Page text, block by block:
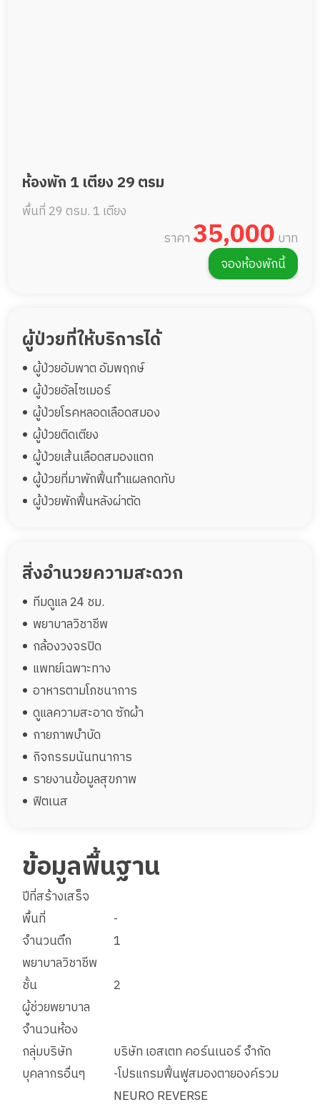
ห้องพัก 1 เตียง 29 ตรม
พื้นที่ 29 ตรม. 1 เตียง
ราคา 35,000 บาท
จองห้องพักนี้
ผู้ป่วยที่ให้บริการได้
ผู้ป่วยอัมพาต อัมพฤกษ์
ผู้ป่วยอัลไซเมอร์
ผู้ป่วยโรคหลอดเลือดสมอง
ผู้ป่วยติดเตียง
ผู้ป่วยเส้นเลือดสมองแตก
ผู้ป่วยที่มาพักฟื้นทำแผลกดทับ
ผู้ป่วยพักฟื้นหลังผ่าตัด
สิ่งอำนวยความสะดวก
ทีมดูแล 24 ชม.
พยาบาลวิชาชีพ
กล้องวงจรปิด
แพทย์เฉพาะทาง
อาหารตามโภชนาการ
ดูแลความสะอาด ซักผ้า
กายภาพบำบัด
กิจกรรมนันทนาการ
รายงานข้อมูลสุขภาพ
ฟิตเนส
ข้อมูลพื้นฐาน
ปีที่สร้างเสร็จ
พื้นที่
-
จำนวนตึก
1
พยาบาลวิชาชีพ
ชั้น
2
ผู้ช่วยพยาบาล
จำนวนห้อง
กลุ่มบริษัท
บริษัท เอสเตท คอร์นเนอร์ จำกัด
บุคลากรอื่นๆ
-โปรแกรมฟื้นฟูสมองตายองค์รวม
NEURO REVERSE